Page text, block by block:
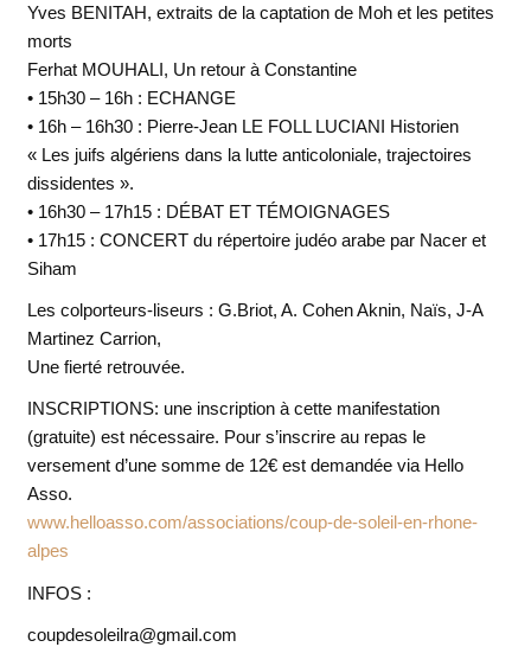
Yves BENITAH, extraits de la captation de Moh et les petites
morts
Ferhat MOUHALI, Un retour à Constantine
• 15h30 – 16h : ECHANGE
• 16h – 16h30 : Pierre-Jean LE FOLL LUCIANI Historien
« Les juifs algériens dans la lutte anticoloniale, trajectoires
dissidentes ».
• 16h30 – 17h15 : DÉBAT ET TÉMOIGNAGES
• 17h15 : CONCERT du répertoire judéo arabe par Nacer et
Siham
Les colporteurs-liseurs : G.Briot, A. Cohen Aknin, Naïs, J-A
Martinez Carrion,
Une fierté retrouvée.
INSCRIPTIONS: une inscription à cette manifestation
(gratuite) est nécessaire. Pour s’inscrire au repas le
versement d’une somme de 12€ est demandée via Hello
Asso.
www.helloasso.com/associations/coup-de-soleil-en-rhone-
alpes
INFOS :
coupdesoleilra@gmail.com